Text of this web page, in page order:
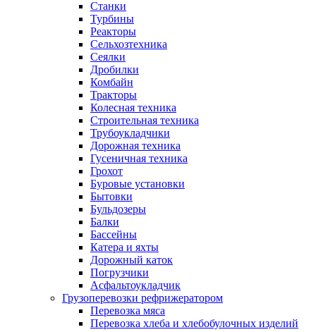
Станки
Турбины
Реакторы
Сельхозтехника
Сеялки
Дробилки
Комбайн
Тракторы
Колесная техника
Строительная техника
Трубоукладчики
Дорожная техника
Гусеничная техника
Грохот
Буровые установки
Бытовки
Бульдозеры
Балки
Бассейны
Катера и яхты
Дорожный каток
Погрузчики
Асфальтоукладчик
Грузоперевозки рефрижератором
Перевозка мяса
Перевозка хлеба и хлебобулочных изделий